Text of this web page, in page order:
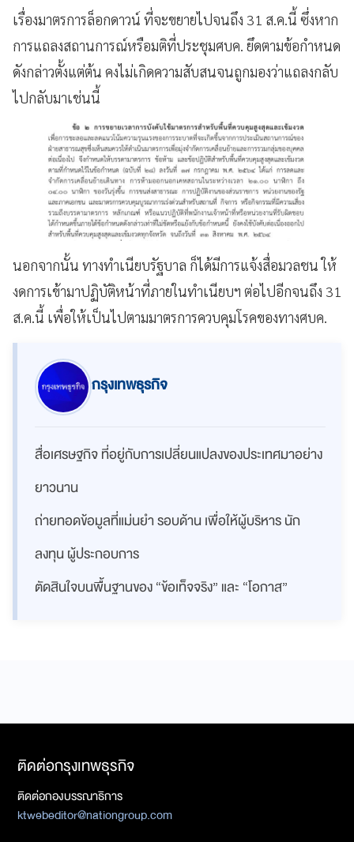
เรื่องมาตรการล็อกดาวน์ ที่จะขยายไปจนถึง 31 ส.ค.นี้ ซึ่งหาก
การแถลงสถานการณ์หรือมติที่ประชุมศบค. ยึดตามข้อกำหนด
ดังกล่าวตั้งแต่ต้น คงไม่เกิดความสับสนจนถูกมองว่าแถลงกลับ
ไปกลับมาเช่นนี้
นอกจากนั้น ทางทำเนียบรัฐบาล ก็ได้มีการแจ้งสื่อมวลชน ให้
งดการเข้ามาปฏิบัติหน้าที่ภายในทำเนียบฯ ต่อไปอีกจนถึง 31
ส.ค.นี้ เพื่อให้เป็นไปตามมาตรการควบคุมโรคของทางศบค.
กรุงเทพธุรกิจ
สื่อเศรษฐกิจ ที่อยู่กับการเปลี่ยนแปลงของประเทศมาอย่าง
ยาวนาน
ถ่ายทอดข้อมูลที่แม่นยำ รอบด้าน เพื่อให้ผู้บริหาร นัก
ลงทุน ผู้ประกอบการ
ตัดสินใจบนพื้นฐานของ “ข้อเท็จจริง” และ “โอกาส”
ติดต่อกรุงเทพธุรกิจ
ติดต่อกองบรรณาธิการ
ktwebeditor@nationgroup.com